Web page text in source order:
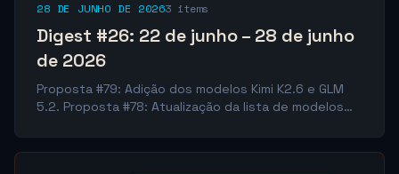
28 DE JUNHO DE 20263 items
Digest #26: 22 de junho – 28 de junho
de 2026
Proposta #79: Adição dos modelos Kimi K2.6 e GLM
5.2. Proposta #78: Atualização da lista de modelos
Proposta de relações públicas da Gonka para os